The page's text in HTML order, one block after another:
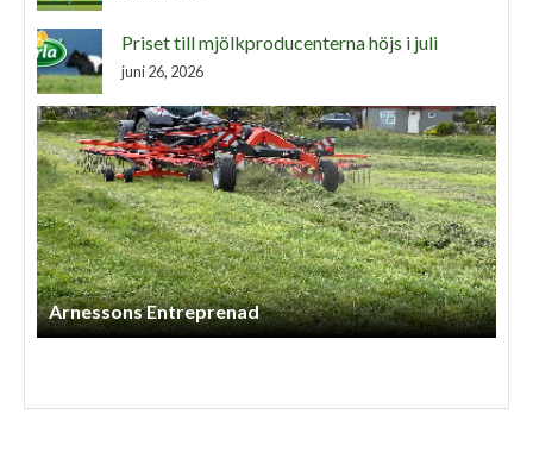
Priset till mjölkproducenterna höjs i juli
juni 26, 2026
Örmatofta Maskin AB